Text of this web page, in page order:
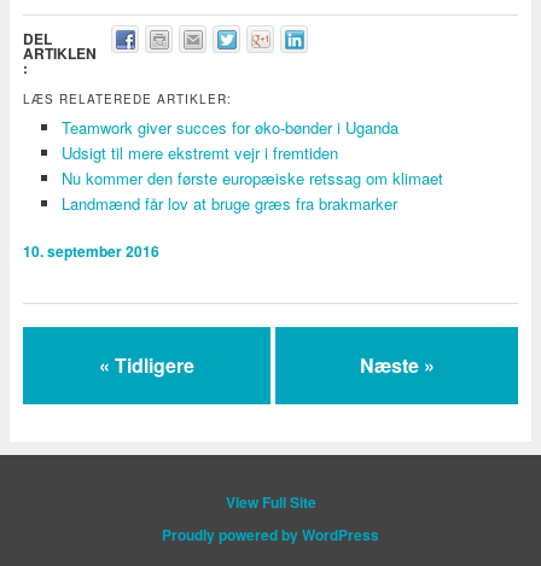
DEL
ARTIKLEN
:
LÆS RELATEREDE ARTIKLER:
Teamwork giver succes for øko-bønder i Uganda
Udsigt til mere ekstremt vejr i fremtiden
Nu kommer den første europæiske retssag om klimaet
Landmænd får lov at bruge græs fra brakmarker
10. september 2016
« Tidligere Næste »
View Full Site
Proudly powered by WordPress